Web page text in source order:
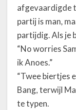
afgevaardigde
partij is man,
partijdig. Als je
“No worries
ik Anoes.”
“Twee biertjes
Bang, terwijl
te typen.